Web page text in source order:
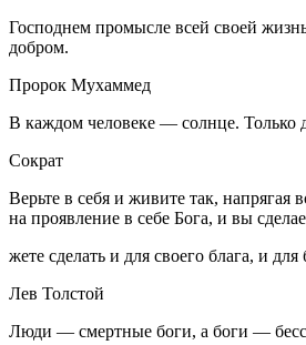
Господнем промысле всей своей
добром.
Пророк Мухаммед
В каждом человеке — солнце. Только
Сократ
Верьте в себя и живите так, напрягая
на проявление в себе Бога, и вы
жете сделать и для своего блага, и для
Лев Толстой
Люди — смертные боги, а боги —